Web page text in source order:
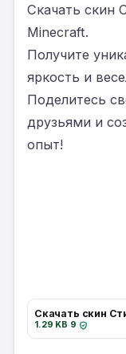
Скачать скин
Minecraft.
Получите
яркость и
Поделитесь
друзьями и
опыт!
1.29 KB·9·